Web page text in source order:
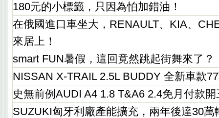
180元的小標籤，只因為怕加錯油！
在俄國進口車坐大，RENAULT、KIA、
來居上！
smart FUN暑假，這回竟然跳起街舞來了？
NISSAN X-TRAIL 2.5L BUDDY 全新車款
史無前例AUDI A4 1.8 T&A6 2.4免月付款開
SUZUKI匈牙利廠產能擴充，兩年後達30萬